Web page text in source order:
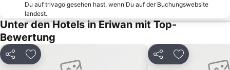
Du auf trivago gesehen hast, wenn Du auf der Buchungswebsite
landest.
Unter den Hotels in Eriwan mit Top-
Bewertung
Teilen Zu Favoriten hinzufügen Teilen Zu Favoriten